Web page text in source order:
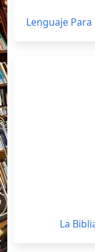
Lenguaje
La